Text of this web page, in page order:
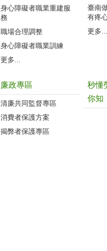
身心障礙者職業重建服
務
職場合理調整
身心障礙者職業訓練
更多...
臺南
有疼
更多...
廉政專區
清廉共同監督專區
消費者保護方案
揭弊者保護專區
秒懂
你知